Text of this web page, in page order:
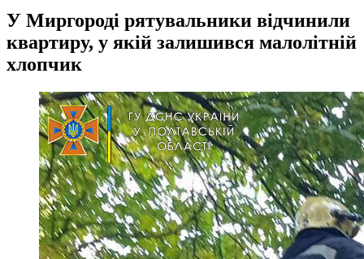
У Миргороді рятувальники відчинили
квартиру, у якій залишився малолітній
хлопчик